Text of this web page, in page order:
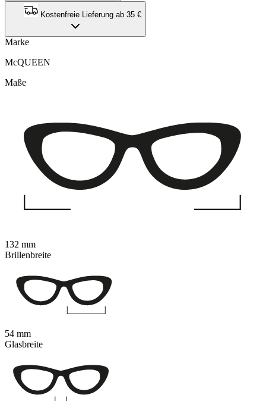
Kostenfreie Lieferung ab 35 €
Marke
McQUEEN
Maße
132 mm
Brillenbreite
54 mm
Glasbreite